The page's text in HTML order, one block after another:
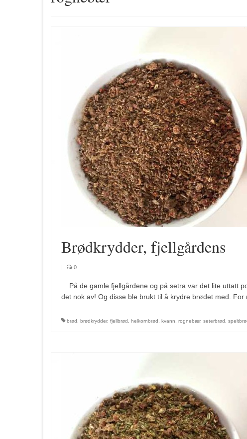
Brødkrydder, fjellgårdens
| 0
På de gamle fjellgårdene og på setra var det lite uttatt
det nok av! Og disse ble brukt til å krydre brødet med.
brød brødkrydder, fjellbrød helkornbrød kvann rognebær, seterbrød